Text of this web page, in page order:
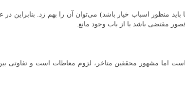
منظور اسباب خیار باشد) می‌توان آن را بهم زد. بنابراین در
مقتضی باشد یا از باب وجود مانع.
اما مشهور محققین متاخر، لزوم معاطات است و تفاوتی